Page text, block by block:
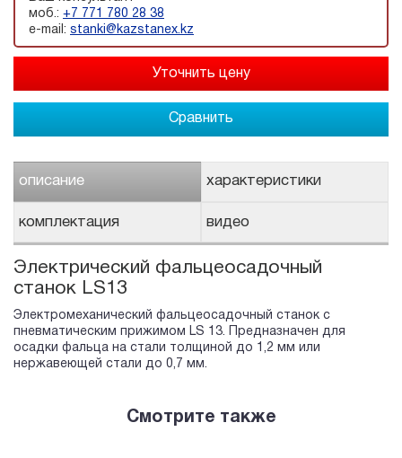
моб.: +7 771 780 28 38
e-mail: stanki@kazstanex.kz
Сравнить
описание характеристики
комплектация видео
Электрический фальцеосадочный
станок LS13
Электромеханический фальцеосадочный станок с
пневматическим прижимом LS 13. Предназначен для
осадки фальца на стали толщиной до 1,2 мм или
нержавеющей стали до 0,7 мм.
Смотрите также